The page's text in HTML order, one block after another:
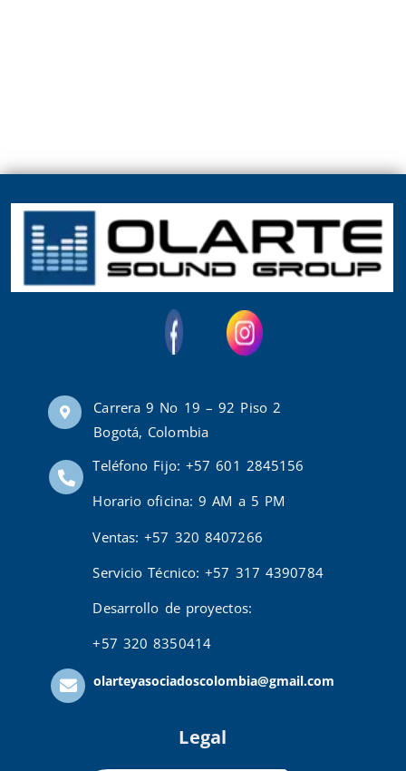
Carrera 9 No 19 – 92 Piso 2
Bogotá, Colombia
Teléfono Fijo: +57 601 2845156
Horario oficina: 9 AM a 5 PM
Ventas: +57 320 8407266
Servicio Técnico: +57 317 4390784
Desarrollo de proyectos:
+57 320 8350414
olarteyasociadoscolombia@gmail.com
Legal